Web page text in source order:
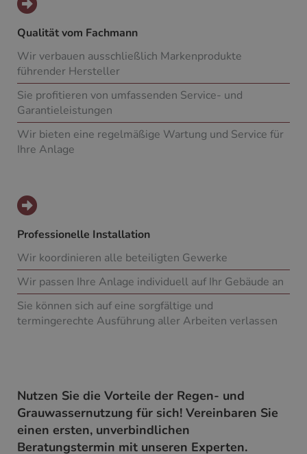
Qualität vom Fachmann
Wir verbauen ausschließlich Markenprodukte
führender Hersteller
Sie profitieren von umfassenden Service- und
Garantieleistungen
Wir bieten eine regelmäßige Wartung und Service für
Ihre Anlage
Professionelle Installation
Wir koordinieren alle beteiligten Gewerke
Wir passen Ihre Anlage individuell auf Ihr Gebäude an
Sie können sich auf eine sorgfältige und
termingerechte Ausführung aller Arbeiten verlassen
Nutzen Sie die Vorteile der Regen- und
Grauwassernutzung für sich! Vereinbaren Sie
einen ersten, unverbindlichen
Beratungstermin mit unseren Experten.